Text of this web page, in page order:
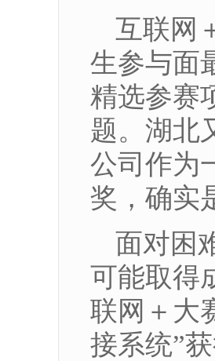
互联网
生参与面
精选参赛
题。湖北
公司作为
奖，确实
面对困
可能取得
联网＋大
接系统”